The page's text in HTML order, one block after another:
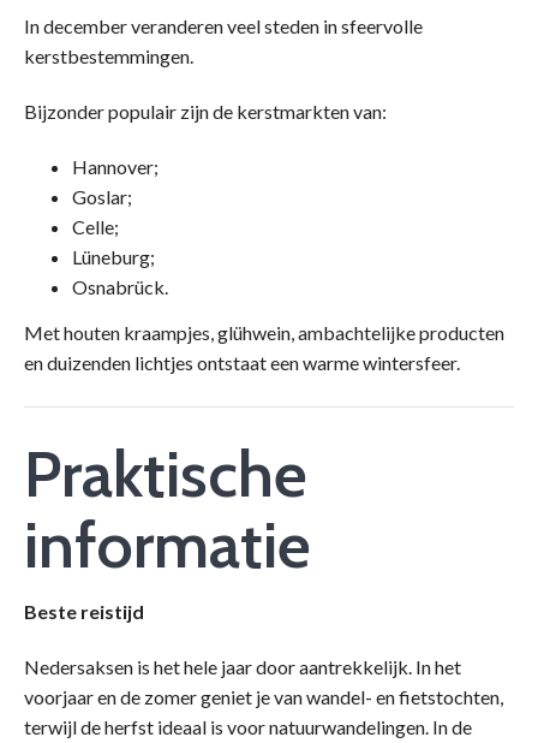
In december veranderen veel steden in sfeervolle
kerstbestemmingen.
Bijzonder populair zijn de kerstmarkten van:
Hannover;
Goslar;
Celle;
Lüneburg;
Osnabrück.
Met houten kraampjes, glühwein, ambachtelijke producten
en duizenden lichtjes ontstaat een warme wintersfeer.
Praktische
informatie
Beste reistijd
Nedersaksen is het hele jaar door aantrekkelijk. In het
voorjaar en de zomer geniet je van wandel- en fietstochten,
terwijl de herfst ideaal is voor natuurwandelingen. In de